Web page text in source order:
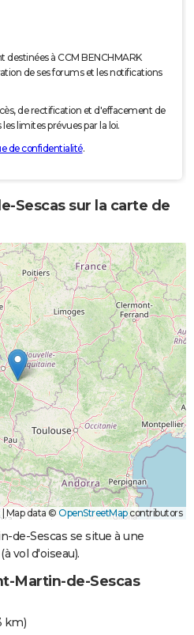
destinées à CCM BENCHMARK
de ses forums et les notifications
de rectification et d'effacement de
limites prévues par la loi.
de confidentialité.
Sescas sur la carte de
Map data © OpenStreetMapcontributors
de-Sescas se situe à une
vol d'oiseau).
Martin-de-Sescas
km)